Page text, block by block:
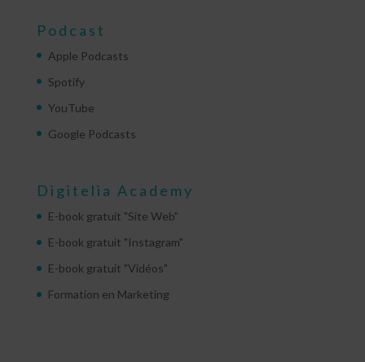
Podcast
Apple Podcasts
Spotify
YouTube
Google Podcasts
Digitelia Academy
E-book gratuit "Site Web"
E-book gratuit "Instagram"
E-book gratuit "Vidéos"
Formation en Marketing